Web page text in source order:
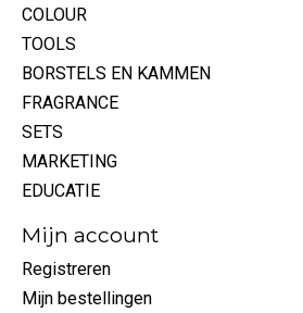
COLOUR
TOOLS
BORSTELS EN KAMMEN
FRAGRANCE
SETS
MARKETING
EDUCATIE
Mijn account
Registreren
Mijn bestellingen